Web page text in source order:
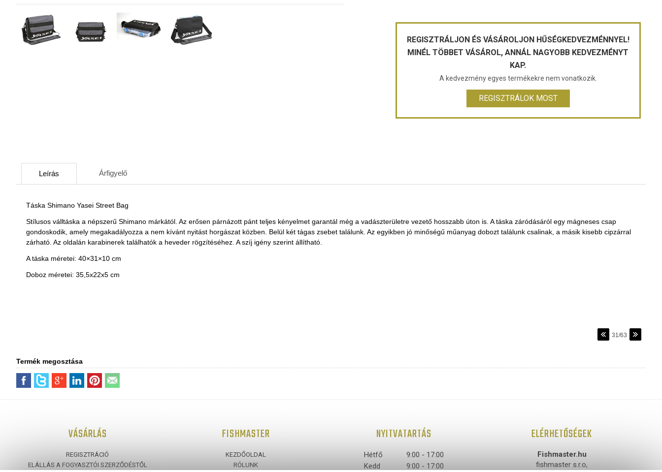
REGISZTRÁLJON ÉS VÁSÁROLJON HŰSÉGKEDVEZMÉNNYEL!
MINÉL TÖBBET VÁSÁROL, ANNÁL NAGYOBB KEDVEZMÉNYT
KAP.
A kedvezmény egyes termékekre nem vonatkozik.
REGISZTRÁLOK MOST
Leírás Árfigyelő
Táska Shimano Yasei Street Bag
Stílusos válltáska a népszerű Shimano márkától. Az erősen párnázott pánt teljes kényelmet garantál még a vadászterületre vezető hosszabb úton is. A táska záródásáról egy mágneses csap
gondoskodik, amely megakadályozza a nem kívánt nyitást horgászat közben. Belül két tágas zsebet találunk. Az egyikben jó minőségű műanyag dobozt találunk csalinak, a másik kisebb cipzárral
zárható. Az oldalán karabinerek találhatók a heveder rögzítéséhez. A szíj igény szerint állítható.
A táska méretei: 40×31×10 cm
Doboz méretei: 35,5x22x5 cm
31/63
Termék megosztása
VÁSÁRLÁS
REGISZTRÁCIÓ
ELÁLLÁS A FOGYASZTÓI SZERZŐDÉSTŐL
FISHMASTER
KEZDŐOLDAL
RÓLUNK
NYITVATARTÁS
Hétfő
9:00 - 17:00
Kedd
9:00 - 17:00
ELÉRHETŐSÉGEK
Fishmaster.hu
fishmaster s.r.o,